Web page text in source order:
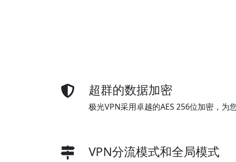
超群的数据加密
极光VPN采用卓越的AES 256位加密，为
VPN分流模式和全局模式